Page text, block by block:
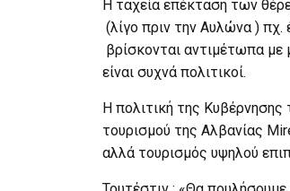
Η ταχεία επέκταση των
(λίγο πριν την Αυλώνα ) πχ.
βρίσκονται αντιμέτωπα με
είναι συχνά πολιτικοί.
Η πολιτική της
τουρισμού της Αλβανίας
αλλά τουρισμός υψηλού